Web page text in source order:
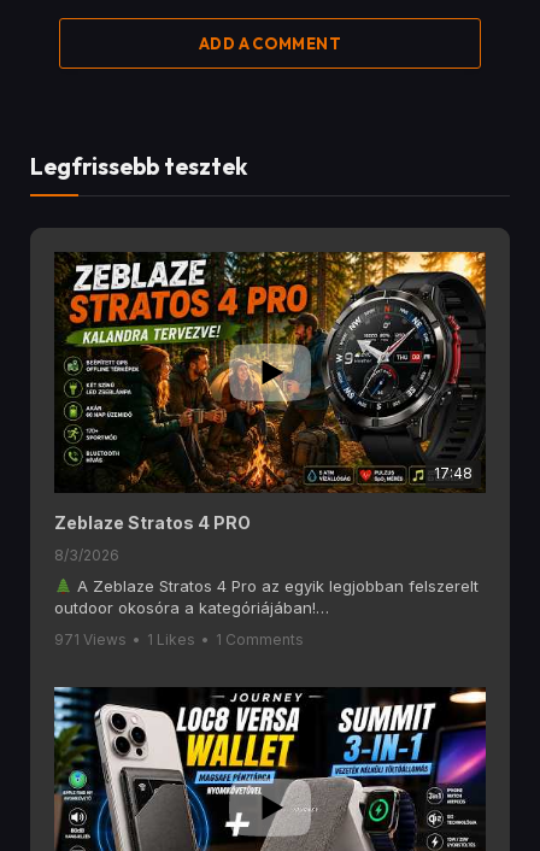
ADD A COMMENT
Legfrissebb tesztek
17:48
Zeblaze Stratos 4 PRO
8/3/2026
A Zeblaze Stratos 4 Pro az egyik legjobban felszerelt
outdoor okosóra a kategóriájában!
Ebben a videóban alaposan megnézzük, mit tud a
Zeblaze Stratos 4 Pro, amely olyan funkciókat kínál, mint
Bluetooth hívás, két színű LED zseblámpa, 170+
sportmód és akár 60 napos akkumulátoros üzemidő.
Ha szeretsz túrázni, kempingezni, futni vagy egyszerűen
egy hosszú üzemidejű okosórát keresel, akkor ezt a
videót érdemes végignézned!
A videóban többek között ezekről lesz szó:
1,43" AMOLED kijelző
Beépített GPS (6 GNSS rendszer)
971 Views • 1 Likes • 1 Comments